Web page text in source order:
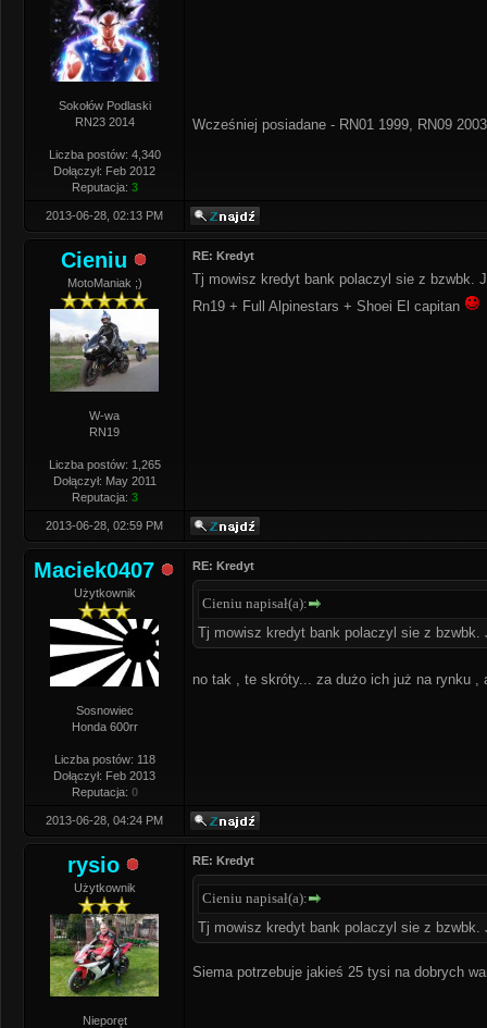
Sokołów Podlaski
RN23 2014
Liczba postów: 4,340
Dołączył: Feb 2012
Reputacja: 3
Wcześniej posiadane - RN01 1999, RN09
2013-06-28, 02:13 PM
Cieniu
MotoManiak ;)
W-wa
RN19
Liczba postów: 1,265
Dołączył: May 2011
Reputacja: 3
RE: Kredyt
Tj mowisz kredyt bank polaczyl sie z bzwbk.
Rn19 + Full Alpinestars + Shoei El capitan
2013-06-28, 02:59 PM
Maciek0407
Użytkownik
Sosnowiec
Honda 600rr
Liczba postów: 118
Dołączył: Feb 2013
Reputacja: 0
RE: Kredyt
Cieniu napisał(a):
Tj mowisz kredyt bank polaczyl sie z
no tak , te skróty... za dużo ich już na rynku ,
2013-06-28, 04:24 PM
rysio
Użytkownik
Nieporęt
RE: Kredyt
Cieniu napisał(a):
Tj mowisz kredyt bank polaczyl sie z
Siema potrzebuje jakieś 25 tysi na dobrych